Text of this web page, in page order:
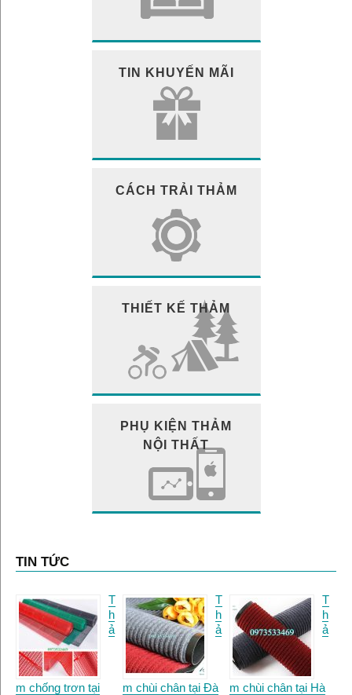
TIN KHUYẾN MÃI
CÁCH TRẢI THẢM
THIẾT KẾ THẢM
PHỤ KIỆN THẢM
NỘI THẤT
TIN TỨC
T
h
ả
m chống trơn tại
T
h
ả
m chùi chân tại Đà
T
h
ả
m chùi chân tại Hà